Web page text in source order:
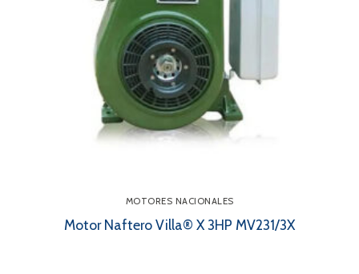
MOTORES NACIONALES
Motor Naftero Villa® X 3HP MV231/3X